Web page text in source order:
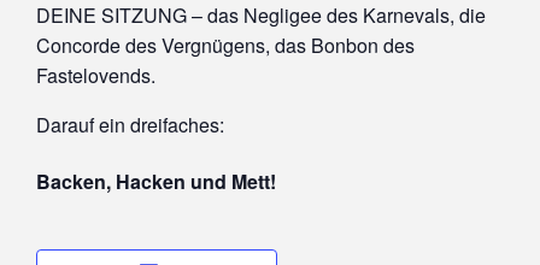
DEINE SITZUNG – das Negligee des Karnevals, die
Concorde des Vergnügens, das Bonbon des
Fastelovends.
Darauf ein dreifaches:
Backen, Hacken und Mett!